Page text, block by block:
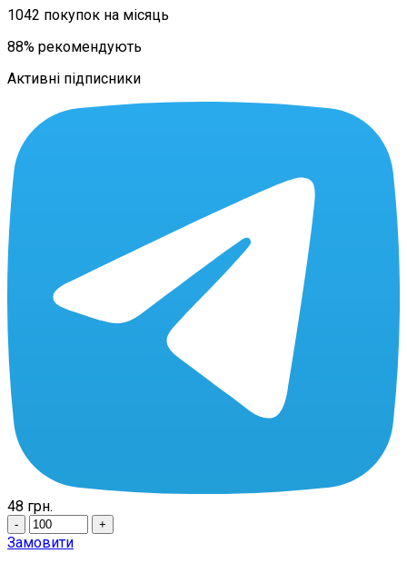
1042 покупок на місяць
88% рекомендують
Активні підписники
48 грн.
- +
Замовити